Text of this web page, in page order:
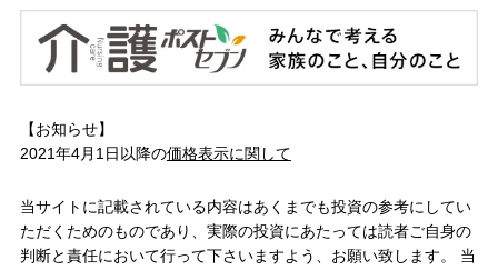
【お知らせ】
2021年4月1日以降の価格表示に関して
当サイトに記載されている内容はあくまでも投資の参考にしてい
ただくためのものであり、実際の投資にあたっては読者ご自身の
判断と責任において行って下さいますよう、お願い致します。 当